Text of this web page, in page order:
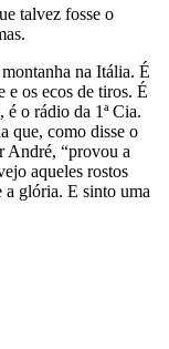
talvez fosse o
na Itália. É
e os ecos de tiros. É
é o rádio da 1ª Cia.
que, como disse o
André, “provou a
aqueles rostos
a glória. E sinto uma